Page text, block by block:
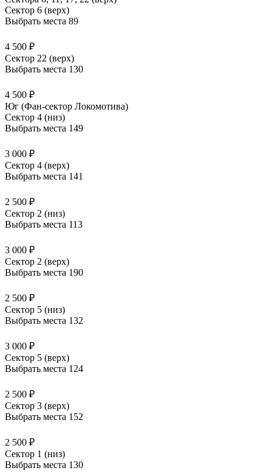
Сектор 6 (верх)
Выбрать места 89
4 500 ₽
Сектор 22 (верх)
Выбрать места 130
4 500 ₽
Юг (Фан-сектор Локомотива)
Сектор 4 (низ)
Выбрать места 149
3 000 ₽
Сектор 4 (верх)
Выбрать места 141
2 500 ₽
Сектор 2 (низ)
Выбрать места 113
3 000 ₽
Сектор 2 (верх)
Выбрать места 190
2 500 ₽
Сектор 5 (низ)
Выбрать места 132
3 000 ₽
Сектор 5 (верх)
Выбрать места 124
2 500 ₽
Сектор 3 (верх)
Выбрать места 152
2 500 ₽
Сектор 1 (низ)
Выбрать места 130